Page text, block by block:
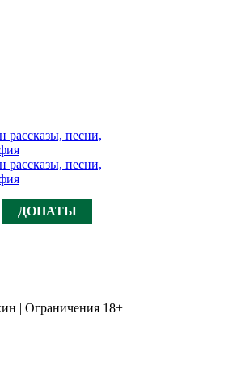
ДОНАТЫ
| Ограничения 18+